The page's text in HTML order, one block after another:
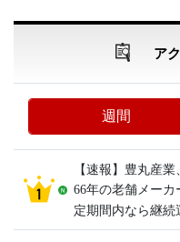
ア
週間
【速報】豊丸産
66年の老舗メー
定期間内なら継続